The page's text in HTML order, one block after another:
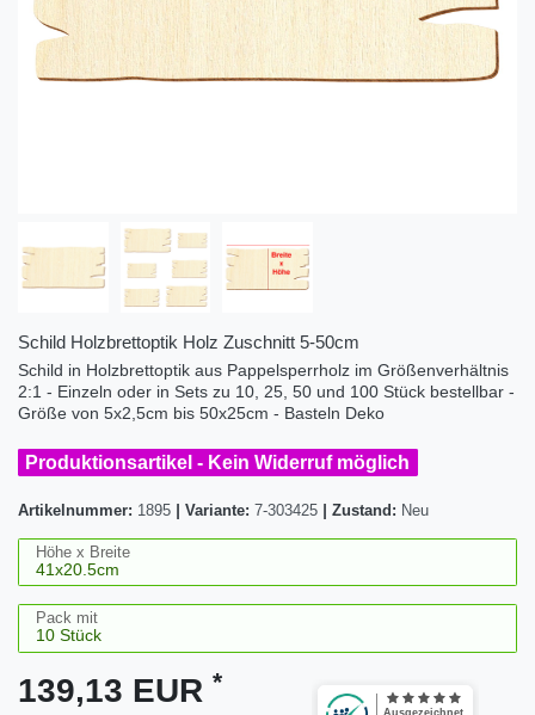
Schild Holzbrettoptik Holz Zuschnitt 5-50cm
Schild in Holzbrettoptik aus Pappelsperrholz im Größenverhältnis
2:1 - Einzeln oder in Sets zu 10, 25, 50 und 100 Stück bestellbar -
Größe von 5x2,5cm bis 50x25cm - Basteln Deko
Produktionsartikel - Kein Widerruf möglich
Artikelnummer: 1895 Variante: 7-303425 Zustand: Neu
Höhe x Breite
Pack mit
139,13 EUR *